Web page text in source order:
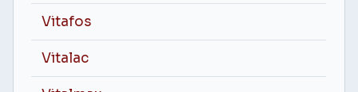
Vitafos
Vitalac